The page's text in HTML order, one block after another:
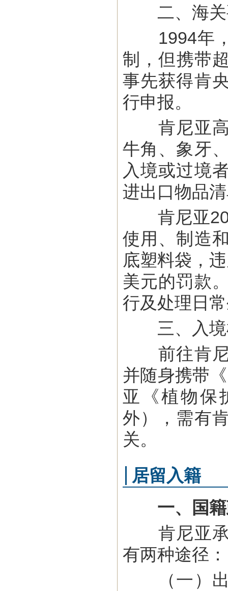
二、海关
1994年，
制，但携带
事先获得肯
行申报。
肯尼亚高
牛角、象牙
入境或过境
进出口物品
肯尼亚
使用、制造
底塑料袋，
美元的罚款
行及处理日
三、入境
前往肯尼
并随身携带
亚《植物保
外），需有
关。
居留入籍
一、国
肯尼亚承
有两种途径：
（一）出